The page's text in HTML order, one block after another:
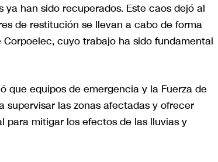
han sido recuperados. Este caos dejó al
de restitución se llevan a cabo de forma
cuyo trabajo ha sido fundamental
que equipos de emergencia y la Fuerza de
supervisar las zonas afectadas y ofrecer
para mitigar los efectos de las lluvias y